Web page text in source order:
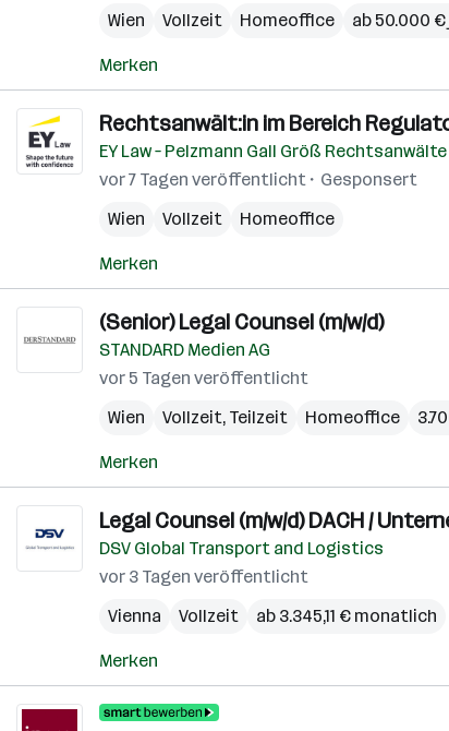
Wien
Vollzeit Homeoffice ab 50.000
Merken
Rechtsanwält:in im Bereich
EY Law – Pelzmann Gall Größ Rechtsanwälte
vor 7 Tagen veröffentlicht
Gesponsert
Wien
Vollzeit Homeoffice
Merken
(Senior) Legal Counsel (m/w/d)
STANDARD Medien AG
vor 5 Tagen veröffentlicht
Wien
Vollzeit, Teilzeit Homeoffice
Merken
Legal Counsel (m/w/d) DACH /
DSV Global Transport and Logistics
vor 3 Tagen veröffentlicht
Vienna
Vollzeit ab 3.345,11 € monatlich
Merken